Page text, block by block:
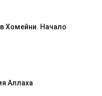
Хомейни. Начало
Аллаха